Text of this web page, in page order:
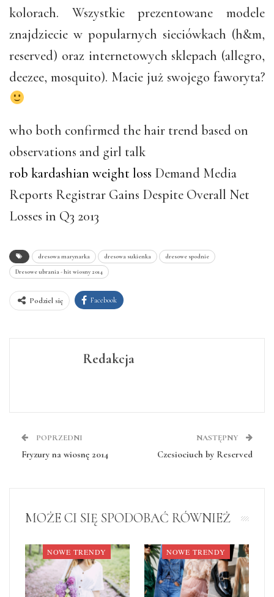
kolorach. Wszystkie prezentowane modele
znajdziecie w popularnych sieciówkach (h&m,
reserved) oraz internetowych sklepach (allegro,
deezee, mosquito). Macie już swojego faworyta?
who both confirmed the hair trend based on
observations and girl talk
rob kardashian weight loss Demand Media
Reports Registrar Gains Despite Overall Net
Losses in Q3 2013
dresowa marynarka dresowa sukienka dresowe spodnie
Dresowe ubrania - hit wiosny 2014
Podziel się Facebook
Redakcja
POPRZEDNI
Fryzury na wiosnę 2014
NASTĘPNY
Czesiociuch by Reserved
MOŻE CI SIĘ SPODOBAĆ RÓWNIEŻ
NOWE TRENDY NOWE TRENDY